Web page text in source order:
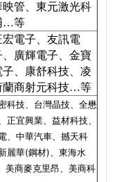
管、東元激光科
…等
電子、友訊電
廣輝電子、金寶
、康舒科技、凌
蘭商射元科技…等
科技、台灣晶技、全懋
宜興業、益材科技、
、中華汽車、撼天科
麗華(鋼材)、東海水
美商麥克里昂、美商科